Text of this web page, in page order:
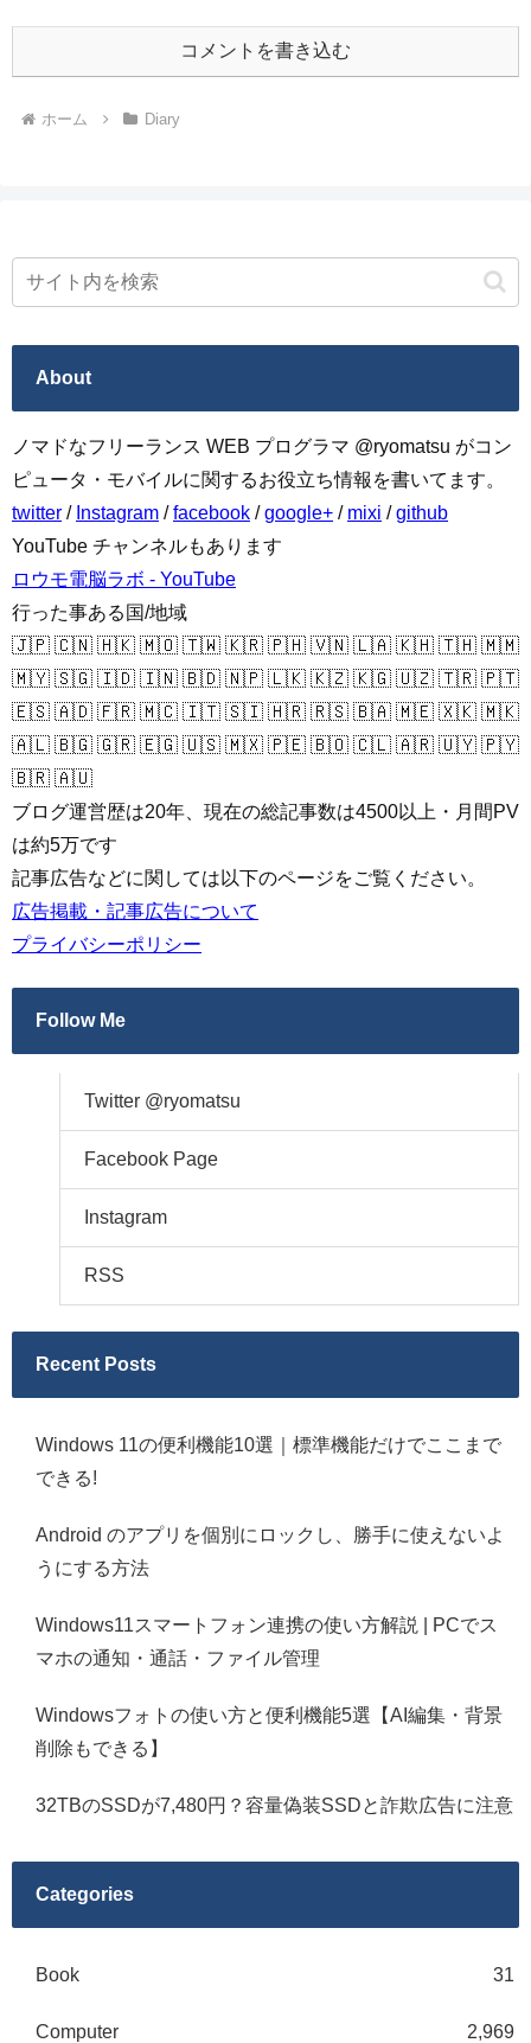
コメントを書き込む
ホーム Diary
About
ノマドなフリーランス WEB プログラマ @ryomatsu がコン
ピュータ・モバイルに関するお役立ち情報を書いてます。
twitter / Instagram /facebook /google+ / mixi /github
YouTube チャンネルもあります
ロウモ電脳ラボ - YouTube
行った事ある国/地域
🇯🇵 🇨🇳 🇭🇰 🇲🇴 🇹🇼 🇰🇷 🇵🇭 🇻🇳 🇱🇦 🇰🇭 🇹🇭 🇲🇲
🇲🇾 🇸🇬 🇮🇩 🇮🇳 🇧🇩 🇳🇵 🇱🇰 🇰🇿 🇰🇬 🇺🇿 🇹🇷 🇵🇹
🇪🇸 🇦🇩 🇫🇷 🇲🇨 🇮🇹 🇸🇮 🇭🇷 🇷🇸 🇧🇦 🇲🇪 🇽🇰 🇲🇰
🇦🇱 🇧🇬 🇬🇷 🇪🇬 🇺🇸 🇲🇽 🇵🇪 🇧🇴 🇨🇱 🇦🇷 🇺🇾 🇵🇾
🇧🇷 🇦🇺
ブログ運営歴は20年、現在の総記事数は4500以上・月間PV
は約5万です
記事広告などに関しては以下のページをご覧ください。
広告掲載・記事広告について
プライバシーポリシー
Follow Me
Twitter @ryomatsu
Facebook Page
Instagram
RSS
Recent Posts
Windows 11の便利機能10選｜標準機能だけでここまで
できる!
Android のアプリを個別にロックし、勝手に使えないよ
うにする方法
Windows11スマートフォン連携の使い方解説 | PCでス
マホの通知・通話・ファイル管理
Windowsフォトの使い方と便利機能5選【AI編集・背景
削除もできる】
32TBのSSDが7,480円？容量偽装SSDと詐欺広告に注意
Categories
Book 31
Computer 2,969